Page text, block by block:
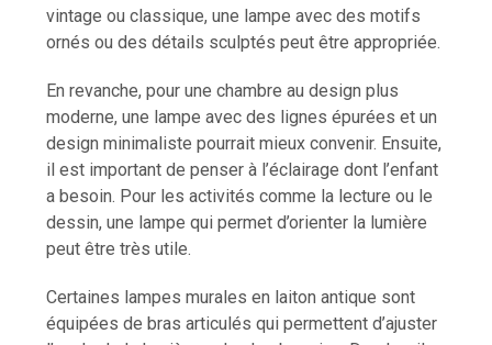
vintage ou classique, une lampe avec des motifs
ornés ou des détails sculptés peut être appropriée.
En revanche, pour une chambre au design plus
moderne, une lampe avec des lignes épurées et un
design minimaliste pourrait mieux convenir. Ensuite,
il est important de penser à l’éclairage dont l’enfant
a besoin. Pour les activités comme la lecture ou le
dessin, une lampe qui permet d’orienter la lumière
peut être très utile.
Certaines lampes murales en laiton antique sont
équipées de bras articulés qui permettent d’ajuster